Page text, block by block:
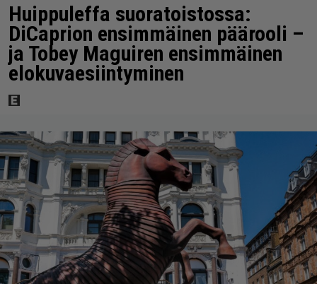
Huippuleffa suoratoistossa:
DiCaprion ensimmäinen päärooli –
ja Tobey Maguiren ensimmäinen
elokuvaesiintyminen